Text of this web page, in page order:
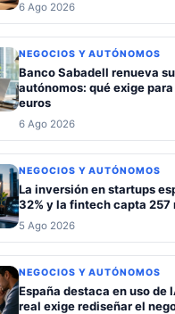
6 Ago 2026
NEGOCIOS Y AUTÓNOMOS
Banco Sabadell renueva
autónomos: qué exige
euros
6 Ago 2026
NEGOCIOS Y AUTÓNOMOS
La inversión en startups
32% y la fintech capta 257
5 Ago 2026
NEGOCIOS Y AUTÓNOMOS
España destaca en uso de
real exige rediseñar el